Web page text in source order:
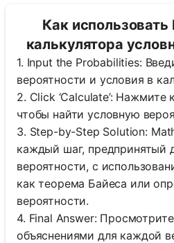
Как
калькулятора
1. Input the Probabilities:
вероятности и условия в
2. Click ‘Calculate’: Нажмите
чтобы найти условную
3. Step-by-Step Solution:
каждый шаг, предпринятый
вероятности, с
как теорема Байеса или
вероятности.
4. Final Answer:
объяснениями для каждой